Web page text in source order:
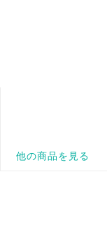
他の商品を見る